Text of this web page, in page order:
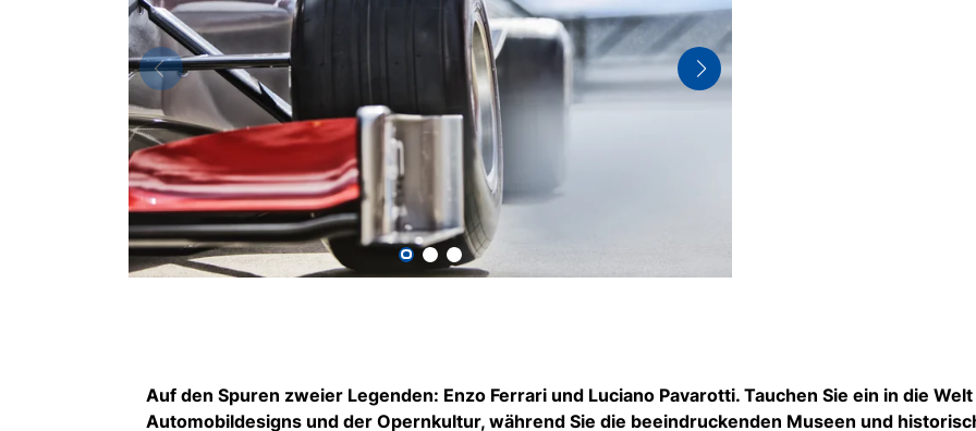
Auf den Spuren zweier Legenden: Enzo Ferrari und Luciano Pavarotti. Tauchen Sie ein in die
Automobildesigns und der Opernkultur, während Sie die beeindruckenden Museen und